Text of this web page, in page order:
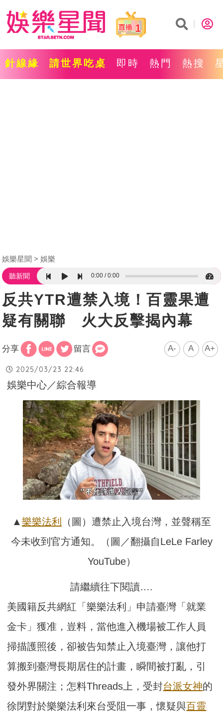
1
針線緣 請世界吃桌 即時 熱門 熱搜
娛樂星聞 娛樂
聽新聞 0:00 0:00
反共YTR遭禁入境！百靈果遭
疑有關聯 火大反擊揭內幕
分享 留言 A- A A+
2025/03/23 22:46
娛樂中心／綜合報導
▲ 樂樂法利
（圖）遭禁止入境台灣，並聲稱至
今未收到官方通知。（圖／翻攝自LeLe Farley
YouTube）
請繼續往下閱讀….
美國籍反共網紅「樂樂法利」申請臺灣「就業
金卡」獲准，豈料，當他進入機場被工作人員
掃描護照後，卻被告知禁止入境臺灣，讓他打
算搬到臺灣長期居住的計畫，瞬間被打亂，引
發外界關注；怎料Threads上，受封台派女神的
徐閉對於樂樂法利來台受阻一事，懷疑與百靈